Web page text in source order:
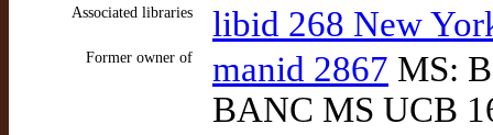
Associated libraries libid 268 New
Former owner of manid 2867 MS:
BANC MS UCB